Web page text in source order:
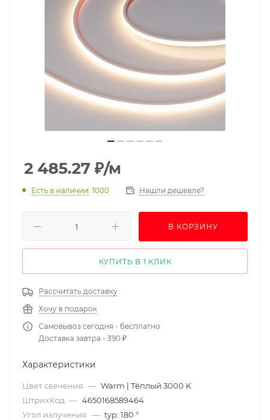
2 485.27 ₽/м
Есть в наличии: 1000 Нашли дешевле?
В КОРЗИНУ
КУПИТЬ В 1 КЛИК
Рассчитать доставку
Хочу в подарок
Самовывоз сегодня - бесплатно
Доставка завтра - 390 ₽
Характеристики
Цвет свечения — Warm | Тёплый 3000 K
ШтрихКод — 4650168589464
Угол излучения — typ: 180 °